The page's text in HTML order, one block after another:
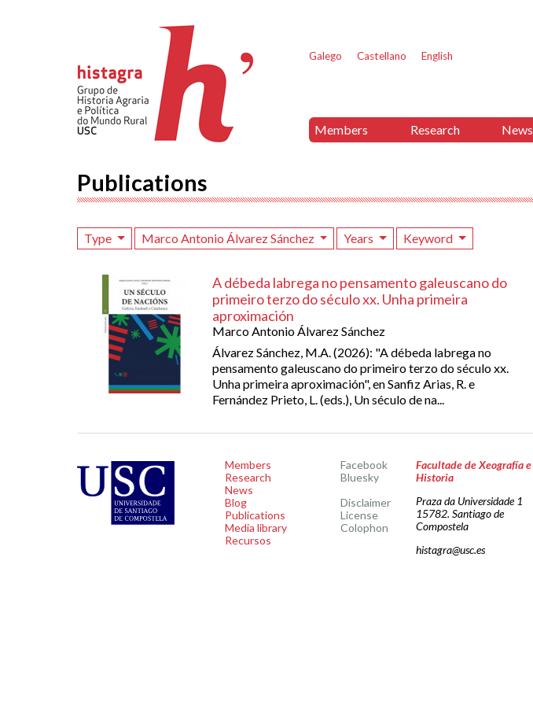
Galego Castellano English
Members Research News
Publications
Type Marco Antonio Álvarez Sánchez Years Keyword
A débeda labrega no pensamento galeuscano do
primeiro terzo do século xx. Unha primeira
aproximación
Marco Antonio Álvarez Sánchez
Álvarez Sánchez, M.A. (2026): "A débeda labrega no
pensamento galeuscano do primeiro terzo do século xx.
Unha primeira aproximación", en Sanfiz Arias, R. e
Fernández Prieto, L. (eds.), Un século de na...
Members
Research
News
Blog
Publications
Media library
Recursos
Facebook
Bluesky
Disclaimer
License
Colophon
Facultade de Xeografía e
Historia
Praza da Universidade 1
15782. Santiago de
Compostela
histagra@usc.es